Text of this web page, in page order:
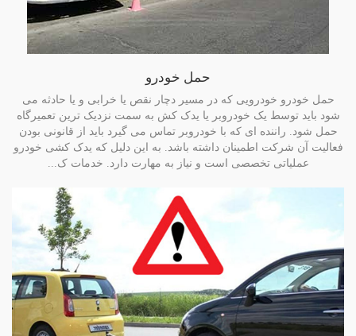
حمل خودرو
حمل خودرو خودرویی که در مسیر دچار نقص یا خرابی و یا حادثه می
شود باید توسط یک خودروبر یا یدک کش به سمت نزدیک ترین تعمیرگاه
حمل شود. راننده ای که با خودروبر تماس می گیرد باید از قانونی بودن
فعالیت آن شرکت اطمینان داشته باشد. به این دلیل که یدک کشی خودرو
عملیاتی تخصصی است و نیاز به مهارت دارد. خدمات ک...